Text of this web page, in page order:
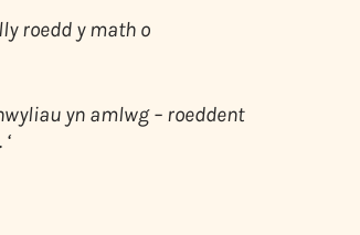
roedd y math o
yn amlwg – roeddent